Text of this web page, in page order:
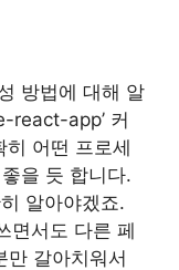
방법에 대해 알
react-app’ 커
어떤 프로세
을 듯 합니다.
알아야겠죠.
면서도 다른 페
갈아치워서